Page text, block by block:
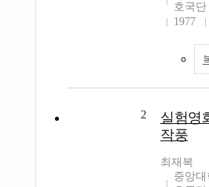
호국단
1977
2
실험영
작풍
최재복
중앙